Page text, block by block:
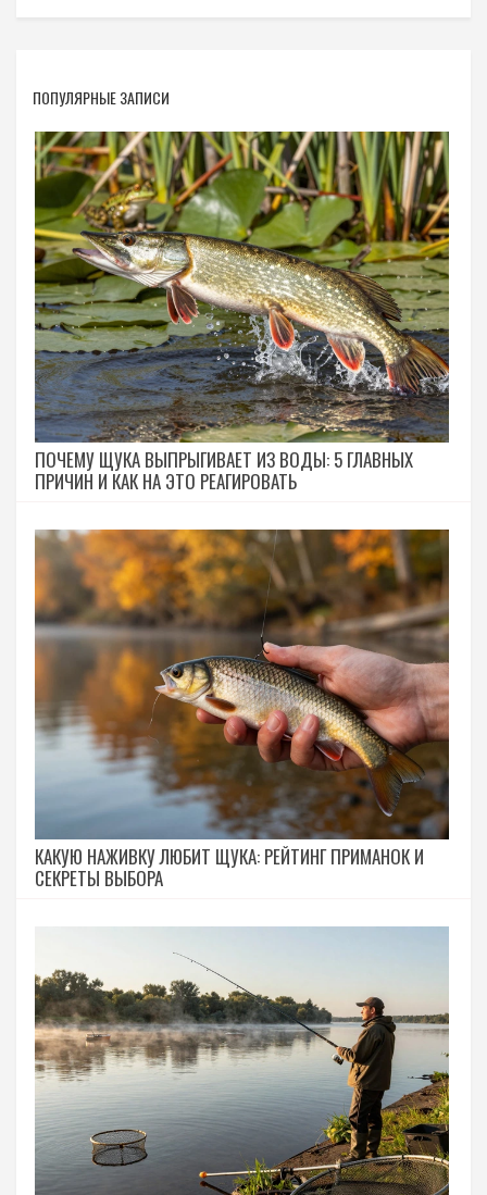
ПОПУЛЯРНЫЕ ЗАПИСИ
ПОЧЕМУ ЩУКА ВЫПРЫГИВАЕТ ИЗ ВОДЫ: 5 ГЛАВНЫХ
ПРИЧИН И КАК НА ЭТО РЕАГИРОВАТЬ
КАКУЮ НАЖИВКУ ЛЮБИТ ЩУКА: РЕЙТИНГ ПРИМАНОК И
СЕКРЕТЫ ВЫБОРА